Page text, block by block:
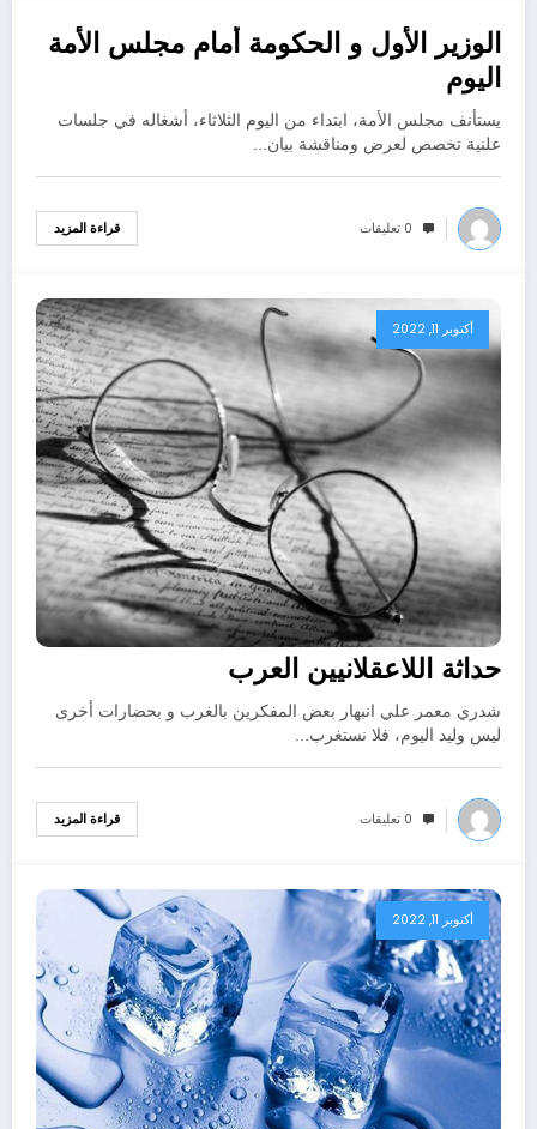
أكتوبر 11, 2022
الوزير الأول و الحكومة أمام مجلس الأمة
اليوم
يستأنف مجلس الأمة، ابتداء من اليوم الثلاثاء، أشغاله في جلسات
علنية تخصص لعرض ومناقشة بيان…
0 تعليقات قراءة المزيد
أكتوبر 11, 2022
حداثة اللاعقلانيين العرب
شدري معمر علي انبهار بعض المفكرين بالغرب و بحضارات أخرى
ليس وليد اليوم، فلا نستغرب…
0 تعليقات قراءة المزيد
أكتوبر 11, 2022